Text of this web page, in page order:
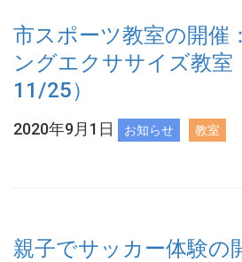
市スポーツ教室の開催
ングエクササイズ教室
11/25）
2020年9月1日 お知らせ 教室
親子でサッカー体験の